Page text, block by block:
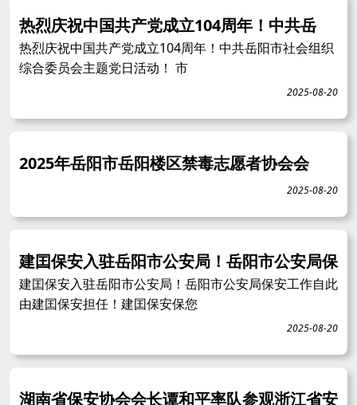
热烈庆祝中国共产党成立104周年！中共岳
热烈庆祝中国共产党成立104周年！中共岳阳市社会组织
综合委员会主题党日活动！ 市
2025-08-20
2025年岳阳市岳阳楼区禁毒志愿者协会会
2025-08-20
建囯保安入驻岳阳市公安局！岳阳市公安局保
建囯保安入驻岳阳市公安局！岳阳市公安局保安工作自此
由建囯保安担任！建囯保安保您
2025-08-20
湖南省保安协会会长谭和平率队参观浙江省安